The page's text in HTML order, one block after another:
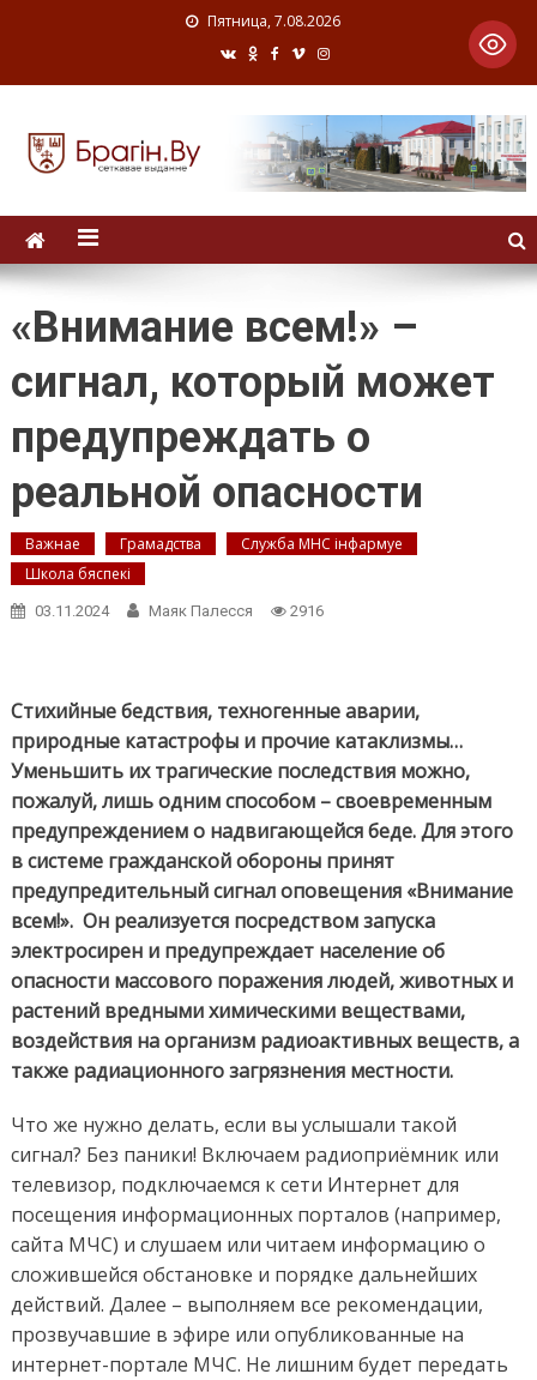
Пятница, 7.08.2026
«Внимание всем!» –
сигнал, который может
предупреждать о
реальной опасности
Важнае Грамадства
Служба МНС інфармуе
Школа бяспекі
03.11.2024 Маяк Палесся 2916
Стихийные бедствия, техногенные аварии,
природные катастрофы и прочие катаклизмы…
Уменьшить их трагические последствия можно,
пожалуй, лишь одним способом – своевременным
предупреждением о надвигающейся беде. Для этого
в системе гражданской обороны принят
предупредительный сигнал оповещения «Внимание
всем!». Он реализуется посредством запуска
электросирен и предупреждает население об
опасности массового поражения людей, животных и
растений вредными химическими веществами,
воздействия на организм радиоактивных веществ, а
также радиационного загрязнения местности.
Что же нужно делать, если вы услышали такой
сигнал? Без паники! Включаем радиоприёмник или
телевизор, подключаемся к сети Интернет для
посещения информационных порталов (например,
сайта МЧС) и слушаем или читаем информацию о
сложившейся обстановке и порядке дальнейших
действий. Далее – выполняем все рекомендации,
прозвучавшие в эфире или опубликованные на
интернет-портале МЧС. Не лишним будет передать